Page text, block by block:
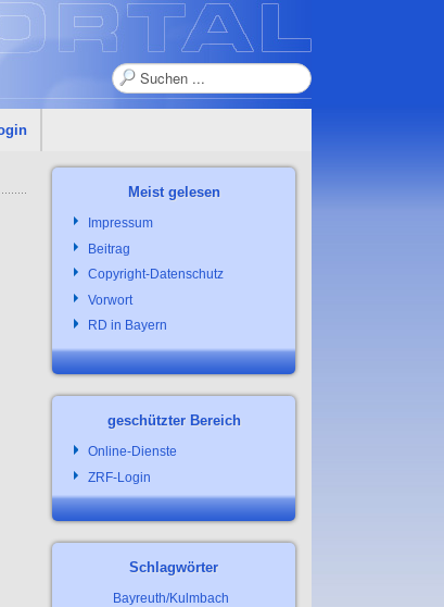
Suchen
Meist gelesen
Impressum
Beitrag
Copyright-Datenschutz
Vorwort
RD in Bayern
geschützter Bereich
Online-Dienste
ZRF-Login
Schlagwörter
Bayreuth/Kulmbach